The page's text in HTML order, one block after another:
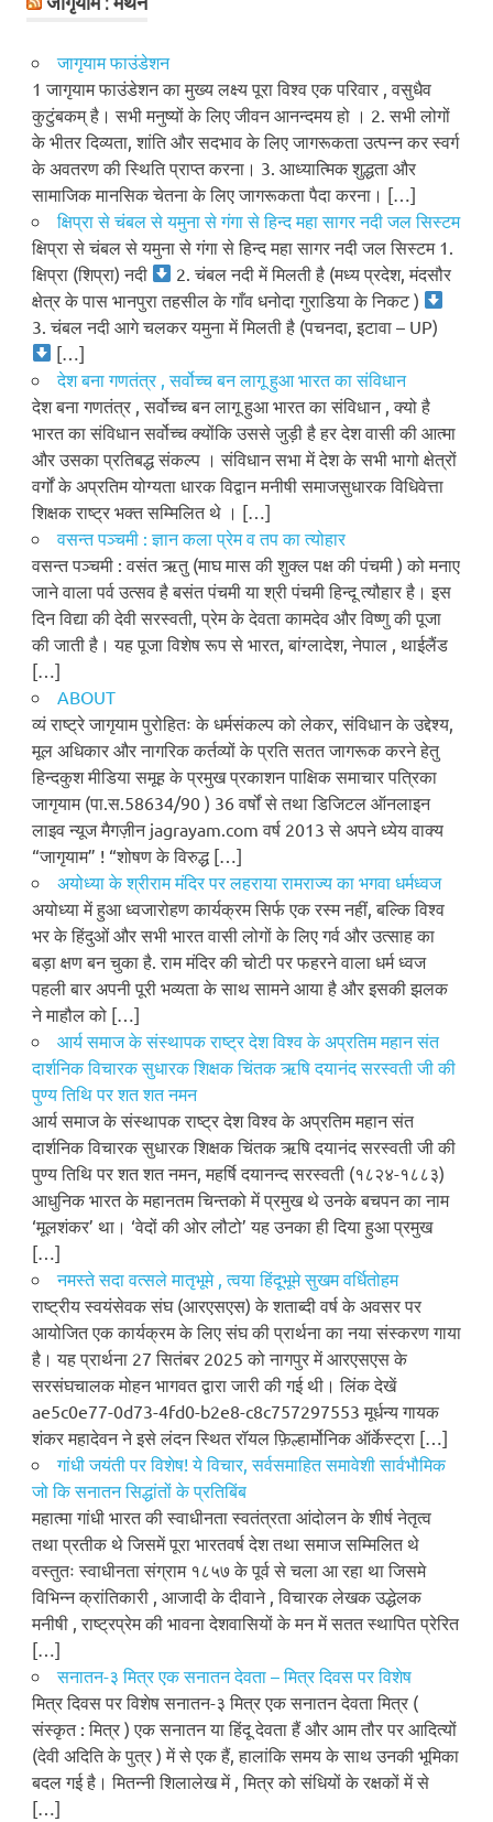
जागृयाम फाउंडेशन
1 जागृयाम फाउंडेशन का मुख्य लक्ष्य पूरा विश्व एक परिवार , वसुधैव
कुटुंबकम् है। सभी मनुष्यों के लिए जीवन आनन्दमय हो । 2. सभी लोगों
के भीतर दिव्यता, शांति और सदभाव के लिए जागरूकता उत्पन्न कर स्वर्ग
के अवतरण की स्थिति प्राप्त करना। 3. आध्यात्मिक शुद्धता और
सामाजिक मानसिक चेतना के लिए जागरूकता पैदा करना। […]
क्षिप्रा से चंबल से यमुना से गंगा से हिन्द महा सागर नदी जल सिस्टम
क्षिप्रा से चंबल से यमुना से गंगा से हिन्द महा सागर नदी जल सिस्टम 1.
क्षिप्रा (शिप्रा) नदी
2. चंबल नदी में मिलती है (मध्य प्रदेश, मंदसौर
क्षेत्र के पास भानपुरा तहसील के गाँव धनोदा गुराडिया के निकट )
3. चंबल नदी आगे चलकर यमुना में मिलती है (पचनदा, इटावा – UP)
[…]
देश बना गणतंत्र , सर्वोच्च बन लागू हुआ भारत का संविधान
देश बना गणतंत्र , सर्वोच्च बन लागू हुआ भारत का संविधान , क्यो है
भारत का संविधान सर्वोच्च क्योंकि उससे जुड़ी है हर देश वासी की आत्मा
और उसका प्रतिबद्ध संकल्प । संविधान सभा में देश के सभी भागो क्षेत्रों
वर्गों के अप्रतिम योग्यता धारक विद्वान मनीषी समाजसुधारक विधिवेत्ता
शिक्षक राष्ट्र भक्त सम्मिलित थे । […]
वसन्त पञ्चमी : ज्ञान कला प्रेम व तप का त्योहार
वसन्त पञ्चमी : वसंत ऋतु (माघ मास की शुक्ल पक्ष की पंचमी ) को मनाए
जाने वाला पर्व उत्सव है बसंत पंचमी या श्री पंचमी हिन्दू त्यौहार है। इस
दिन विद्या की देवी सरस्वती, प्रेम के देवता कामदेव और विष्णु की पूजा
की जाती है। यह पूजा विशेष रूप से भारत, बांग्लादेश, नेपाल , थाईलैंड
[…]
ABOUT
व्यं राष्ट्रे जागृयाम पुरोहितः के धर्मसंकल्प को लेकर, संविधान के उद्देश्य,
मूल अधिकार और नागरिक कर्तव्यों के प्रति सतत जागरूक करने हेतु
हिन्दकुश मीडिया समूह के प्रमुख प्रकाशन पाक्षिक समाचार पत्रिका
जागृयाम (पा.स.58634/90 ) 36 वर्षों से तथा डिजिटल ऑनलाइन
लाइव न्यूज मैगज़ीन jagrayam.com वर्ष 2013 से अपने ध्येय वाक्य
“जागृयाम” ! “शोषण के विरुद्ध […]
अयोध्या के श्रीराम मंदिर पर लहराया रामराज्य का भगवा धर्मध्वज
अयोध्या में हुआ ध्वजारोहण कार्यक्रम सिर्फ एक रस्म नहीं, बल्कि विश्व
भर के हिंदुओं और सभी भारत वासी लोगों के लिए गर्व और उत्साह का
बड़ा क्षण बन चुका है. राम मंदिर की चोटी पर फहरने वाला धर्म ध्वज
पहली बार अपनी पूरी भव्यता के साथ सामने आया है और इसकी झलक
ने माहौल को […]
आर्य समाज के संस्थापक राष्ट्र देश विश्व के अप्रतिम महान संत
दार्शनिक विचारक सुधारक शिक्षक चिंतक ऋषि दयानंद सरस्वती जी की
पुण्य तिथि पर शत शत नमन
आर्य समाज के संस्थापक राष्ट्र देश विश्व के अप्रतिम महान संत
दार्शनिक विचारक सुधारक शिक्षक चिंतक ऋषि दयानंद सरस्वती जी की
पुण्य तिथि पर शत शत नमन, महर्षि दयानन्द सरस्वती (१८२४-१८८३)
आधुनिक भारत के महानतम चिन्तको में प्रमुख थे उनके बचपन का नाम
‘मूलशंकर’ था। ‘वेदों की ओर लौटो’ यह उनका ही दिया हुआ प्रमुख
[…]
नमस्ते सदा वत्सले मातृभूमे , त्वया हिंदूभूमे सुखम वर्धितोहम
राष्ट्रीय स्वयंसेवक संघ (आरएसएस) के शताब्दी वर्ष के अवसर पर
आयोजित एक कार्यक्रम के लिए संघ की प्रार्थना का नया संस्करण गाया
है। यह प्रार्थना 27 सितंबर 2025 को नागपुर में आरएसएस के
सरसंघचालक मोहन भागवत द्वारा जारी की गई थी। लिंक देखें
ae5c0e77-0d73-4fd0-b2e8-c8c757297553 मूर्धन्य गायक
शंकर महादेवन ने इसे लंदन स्थित रॉयल फ़िल्हार्मोनिक ऑर्केस्ट्रा […]
गांधी जयंती पर विशेष! ये विचार, सर्वसमाहित समावेशी सार्वभौमिक
जो कि सनातन सिद्धांतों के प्रतिबिंब
महात्मा गांधी भारत की स्वाधीनता स्वतंत्रता आंदोलन के शीर्ष नेतृत्व
तथा प्रतीक थे जिसमें पूरा भारतवर्ष देश तथा समाज सम्मिलित थे
वस्तुतः स्वाधीनता संग्राम १८५७ के पूर्व से चला आ रहा था जिसमे
विभिन्न क्रांतिकारी , आजादी के दीवाने , विचारक लेखक उद्धेलक
मनीषी , राष्ट्रप्रेम की भावना देशवासियों के मन में सतत स्थापित प्रेरित
[…]
सनातन-३ मित्र एक सनातन देवता – मित्र दिवस पर विशेष
मित्र दिवस पर विशेष सनातन-३ मित्र एक सनातन देवता मित्र (
संस्कृत : मित्र ) एक सनातन या हिंदू देवता हैं और आम तौर पर आदित्यों
(देवी अदिति के पुत्र ) में से एक हैं, हालांकि समय के साथ उनकी भूमिका
बदल गई है। मितन्नी शिलालेख में , मित्र को संधियों के रक्षकों में से
[…]